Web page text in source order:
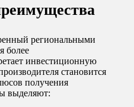
региональными
более
инвестиционную
становится
получения
выделяют: